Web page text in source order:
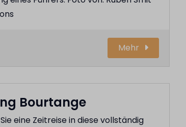
Mehr
Bourtange
eine Zeitreise in diese vollständig